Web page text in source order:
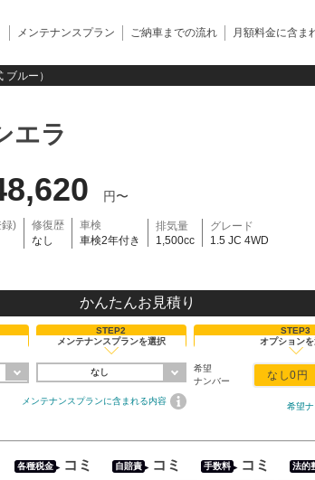
メンテナンスプラン ご納車までの流れ 月額料金に含ま
ルー）
エラ
円〜
)
修復歴
なし
車検
車検2年付き
排気量
1,500cc
グレード
1.5 JC 4WD
かんたんお見積り
STEP2
メンテナンスプランを選択
なし
メンテナンスプランに含まれる内容
STEP3
オプション
希望
ナンバー
なし0円
希望
各種税金 コミ 自賠責 コミ 手数料 コミ 法的